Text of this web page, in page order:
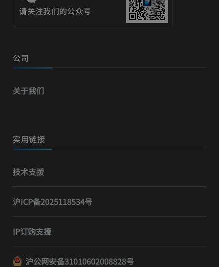
请关注我们的公众号
公司
关于我们
实用链接
技术支援
沪ICP备2025118534号
IP订购支援
沪公网安备31010602008828号